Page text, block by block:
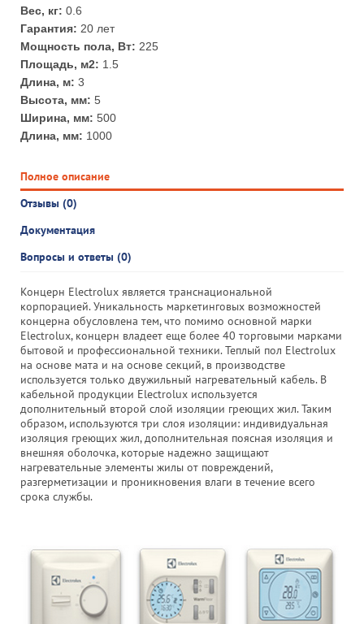
Вес, кг: 0.6
Гарантия: 20 лет
Мощность пола, Вт: 225
Площадь, м2: 1.5
Длина, м: 3
Высота, мм: 5
Ширина, мм: 500
Длина, мм: 1000
Полное описание
Отзывы (0)
Документация
Вопросы и ответы (0)
Концерн Electrolux является транснациональной
корпорацией. Уникальность маркетинговых возможностей
концерна обусловлена тем, что помимо основной марки
Electrolux, концерн владеет еще более 40 торговыми марками
бытовой и профессиональной техники. Теплый пол Electrolux
на основе мата и на основе секций, в производстве
используется только двужильный нагревательный кабель. В
кабельной продукции Electrolux используется
дополнительный второй слой изоляции греющих жил. Таким
образом, используются три слоя изоляции: индивидуальная
изоляция греющих жил, дополнительная поясная изоляция и
внешняя оболочка, которые надежно защищают
нагревательные элементы жилы от повреждений,
разгерметизации и проникновения влаги в течение всего
срока службы.